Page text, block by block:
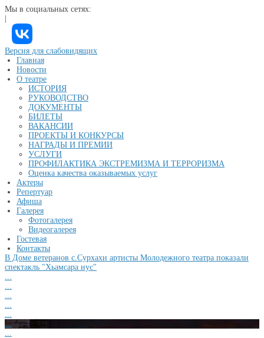
Мы в социальных сетях:
Версия для слабовидящих
Главная
Новости
О театре
ИСТОРИЯ
РУКОВОДСТВО
ДОКУМЕНТЫ
БИЛЕТЫ
ВАКАНСИИ
ПРОЕКТЫ И КОНКУРСЫ
НАГРАДЫ И ПРЕМИИ
УСЛУГИ
ПРОФИЛАКТИКА ЭКСТРЕМИЗМА И ТЕРРОРИЗМА
Оценка качества оказываемых услуг
Актеры
Репертуар
Афиша
Галерея
Фотогалерея
Видеогалерея
Гостевая
Контакты
В Доме ветеранов с.Сурхахи артисты Молодежного театра показали
спектакль "Хьамсара нус"
...
...
...
...
...
...
...